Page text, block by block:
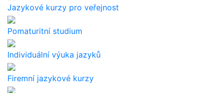
Jazykové kurzy pro veřejnost
Pomaturitní studium
Individuální výuka jazyků
Firemní jazykové kurzy